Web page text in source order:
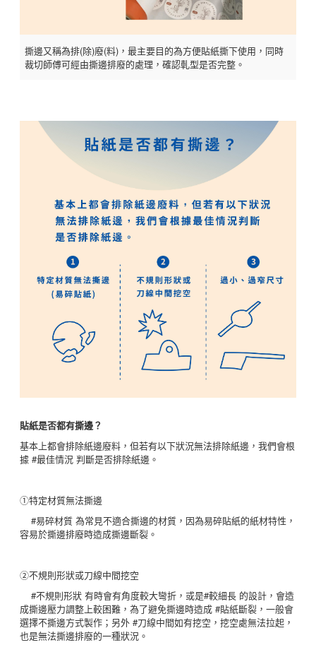
撕邊又稱為排(除)廢(料)，最主要目的為方便貼紙撕下使用，同時
裁切師傅可經由撕邊排廢的處理，確認軋型是否完整。
貼紙是否都有撕邊？
基本上都會排除紙邊廢料，但若有以下狀況無法排除紙邊，我們會根
據 #最佳情況 判斷是否排除紙邊。
①特定材質無法撕邊
#易碎材質 為常見不適合撕邊的材質，因為易碎貼紙的紙材特性，
容易於撕邊排廢時造成撕邊斷裂。
②不規則形狀或刀線中間挖空
#不規則形狀 有時會有角度較大彎折，或是#較細長 的設計，會造
成撕邊壓力調整上較困難，為了避免撕邊時造成 #貼紙斷裂，一般會
選擇不撕邊方式製作；另外 #刀線中間如有挖空，挖空處無法拉起，
也是無法撕邊排廢的一種狀況。